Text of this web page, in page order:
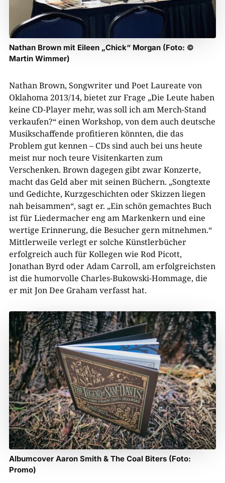
Nathan Brown mit Eileen „Chick“ Morgan (Foto: ©
Martin Wimmer)
Nathan Brown, Songwriter und Poet Laureate von
Oklahoma 2013/14, bietet zur Frage „Die Leute haben
keine CD-Player mehr, was soll ich am Merch-Stand
verkaufen?“ einen Workshop, von dem auch deutsche
Musikschaffende profitieren könnten, die das
Problem gut kennen – CDs sind auch bei uns heute
meist nur noch teure Visitenkarten zum
Verschenken. Brown dagegen gibt zwar Konzerte,
macht das Geld aber mit seinen Büchern. „Songtexte
und Gedichte, Kurzgeschichten oder Skizzen liegen
nah beisammen“, sagt er. „Ein schön gemachtes Buch
ist für Liedermacher eng am Markenkern und eine
wertige Erinnerung, die Besucher gern mitnehmen.“
Mittlerweile verlegt er solche Künstlerbücher
erfolgreich auch für Kollegen wie Rod Picott,
Jonathan Byrd oder Adam Carroll, am erfolgreichsten
ist die humorvolle Charles-Bukowski-Hommage, die
er mit Jon Dee Graham verfasst hat.
Albumcover Aaron Smith & The Coal Biters (Foto:
Promo)